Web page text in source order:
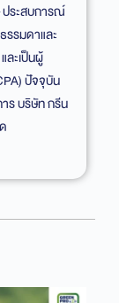
ระสบการณ์
รมดาและ
ะเป็นผู้
ปัจจุบัน
ร บริษัท กรีน